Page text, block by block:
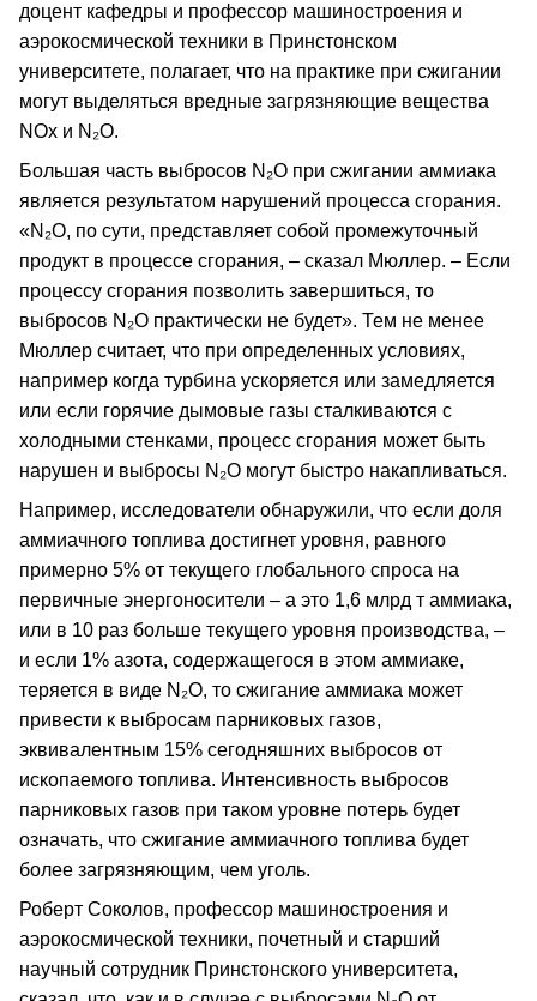
доцент кафедры и профессор машиностроения и
аэрокосмической техники в Принстонском
университете, полагает, что на практике при сжигании
могут выделяться вредные загрязняющие вещества
NOx и N₂O.
Большая часть выбросов N₂O при сжигании аммиака
является результатом нарушений процесса сгорания.
«N₂O, по сути, представляет собой промежуточный
продукт в процессе сгорания, – сказал Мюллер. – Если
процессу сгорания позволить завершиться, то
выбросов N₂O практически не будет». Тем не менее
Мюллер считает, что при определенных условиях,
например когда турбина ускоряется или замедляется
или если горячие дымовые газы сталкиваются с
холодными стенками, процесс сгорания может быть
нарушен и выбросы N₂O могут быстро накапливаться.
Например, исследователи обнаружили, что если доля
аммиачного топлива достигнет уровня, равного
примерно 5% от текущего глобального спроса на
первичные энергоносители – а это 1,6 млрд т аммиака,
или в 10 раз больше текущего уровня производства, –
и если 1% азота, содержащегося в этом аммиаке,
теряется в виде N₂O, то сжигание аммиака может
привести к выбросам парниковых газов,
эквивалентным 15% сегодняшних выбросов от
ископаемого топлива. Интенсивность выбросов
парниковых газов при таком уровне потерь будет
означать, что сжигание аммиачного топлива будет
более загрязняющим, чем уголь.
Роберт Соколов, профессор машиностроения и
аэрокосмической техники, почетный и старший
научный сотрудник Принстонского университета,